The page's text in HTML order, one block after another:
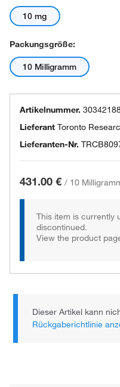
10 mg
Packungsgröße:
10 Milligramm
Artikelnummer.
Lieferant Toronto
Lieferanten-Nr.
431.00 € / 10
This item is currently
discontinued.
View the product
Dieser Artikel kann
Rückgaberichtlinie